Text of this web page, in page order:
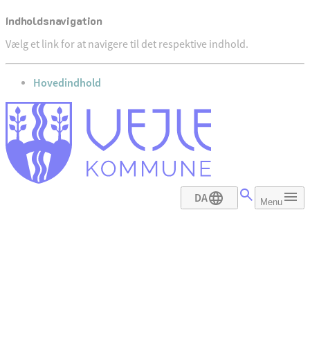
Indholdsnavigation
Vælg et link for at navigere til det respektive indhold.
gå til
Hovedindhold
DA Menu